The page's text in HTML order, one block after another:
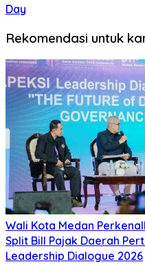
Day
Rekomendasi untuk
Wali Kota Medan
Split Bill Pajak Daerah
Leadership Dialogue 2026